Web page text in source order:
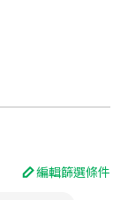
編輯篩選條件